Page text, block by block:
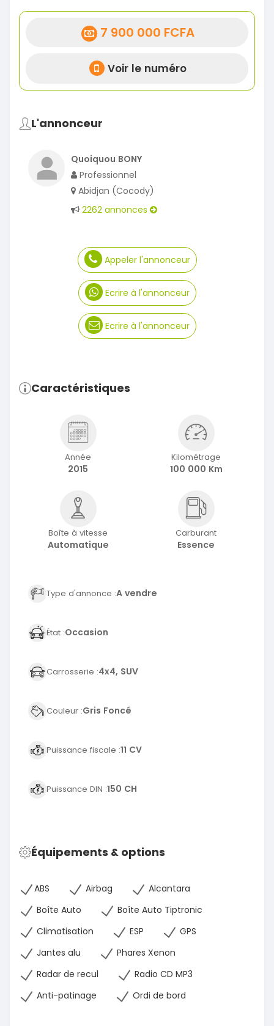
7 900 000 FCFA
Voir le numéro
L'annonceur
Quoiquou BONY
Professionnel
Abidjan (Cocody)
2262 annonces
Appeler l'annonceur
Ecrire à l'annonceur
Ecrire à l'annonceur
Caractéristiques
Année
2015
Kilométrage
100 000 Km
Boîte à vitesse
Automatique
Carburant
Essence
Type d'annonce :A vendre
État :Occasion
Carrosserie :4x4, SUV
Couleur :Gris Foncé
Puissance fiscale :11 CV
Puissance DIN :150 CH
Équipements & options
ABS Airbag
Alcantara
Boîte Auto
Boîte Auto Tiptronic
Climatisation
ESP
GPS
Jantes alu
Phares Xenon
Radar de recul
Radio CD MP3
Anti-patinage
Ordi de bord